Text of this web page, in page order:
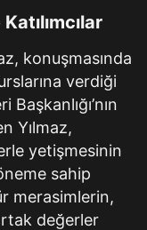
konuşmasında
verdiği
Yılmaz,
yetişmesinin
sahip
merasimlerin,
değerler